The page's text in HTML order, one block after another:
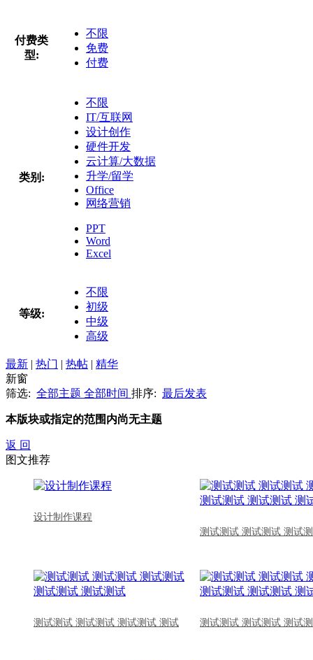
付费类
型:
不限
免费
付费
类别:
不限
IT/互联网
设计创作
硬件开发
云计算/大数据
升学/留学
Office
网络营销
PPT
Word
Excel
等级:
不限
初级
中级
高级
最新 | 热门 | 热帖 | 精华
新窗
筛选: 全部主题 全部时间 排序: 最后发表
本版块或指定的范围内尚无主题
返 回
图文推荐
设计制作课程
测试测试 测试测试 测试
测试测试 测试测试 测试测试 测试 测试测试 测试测试 测试